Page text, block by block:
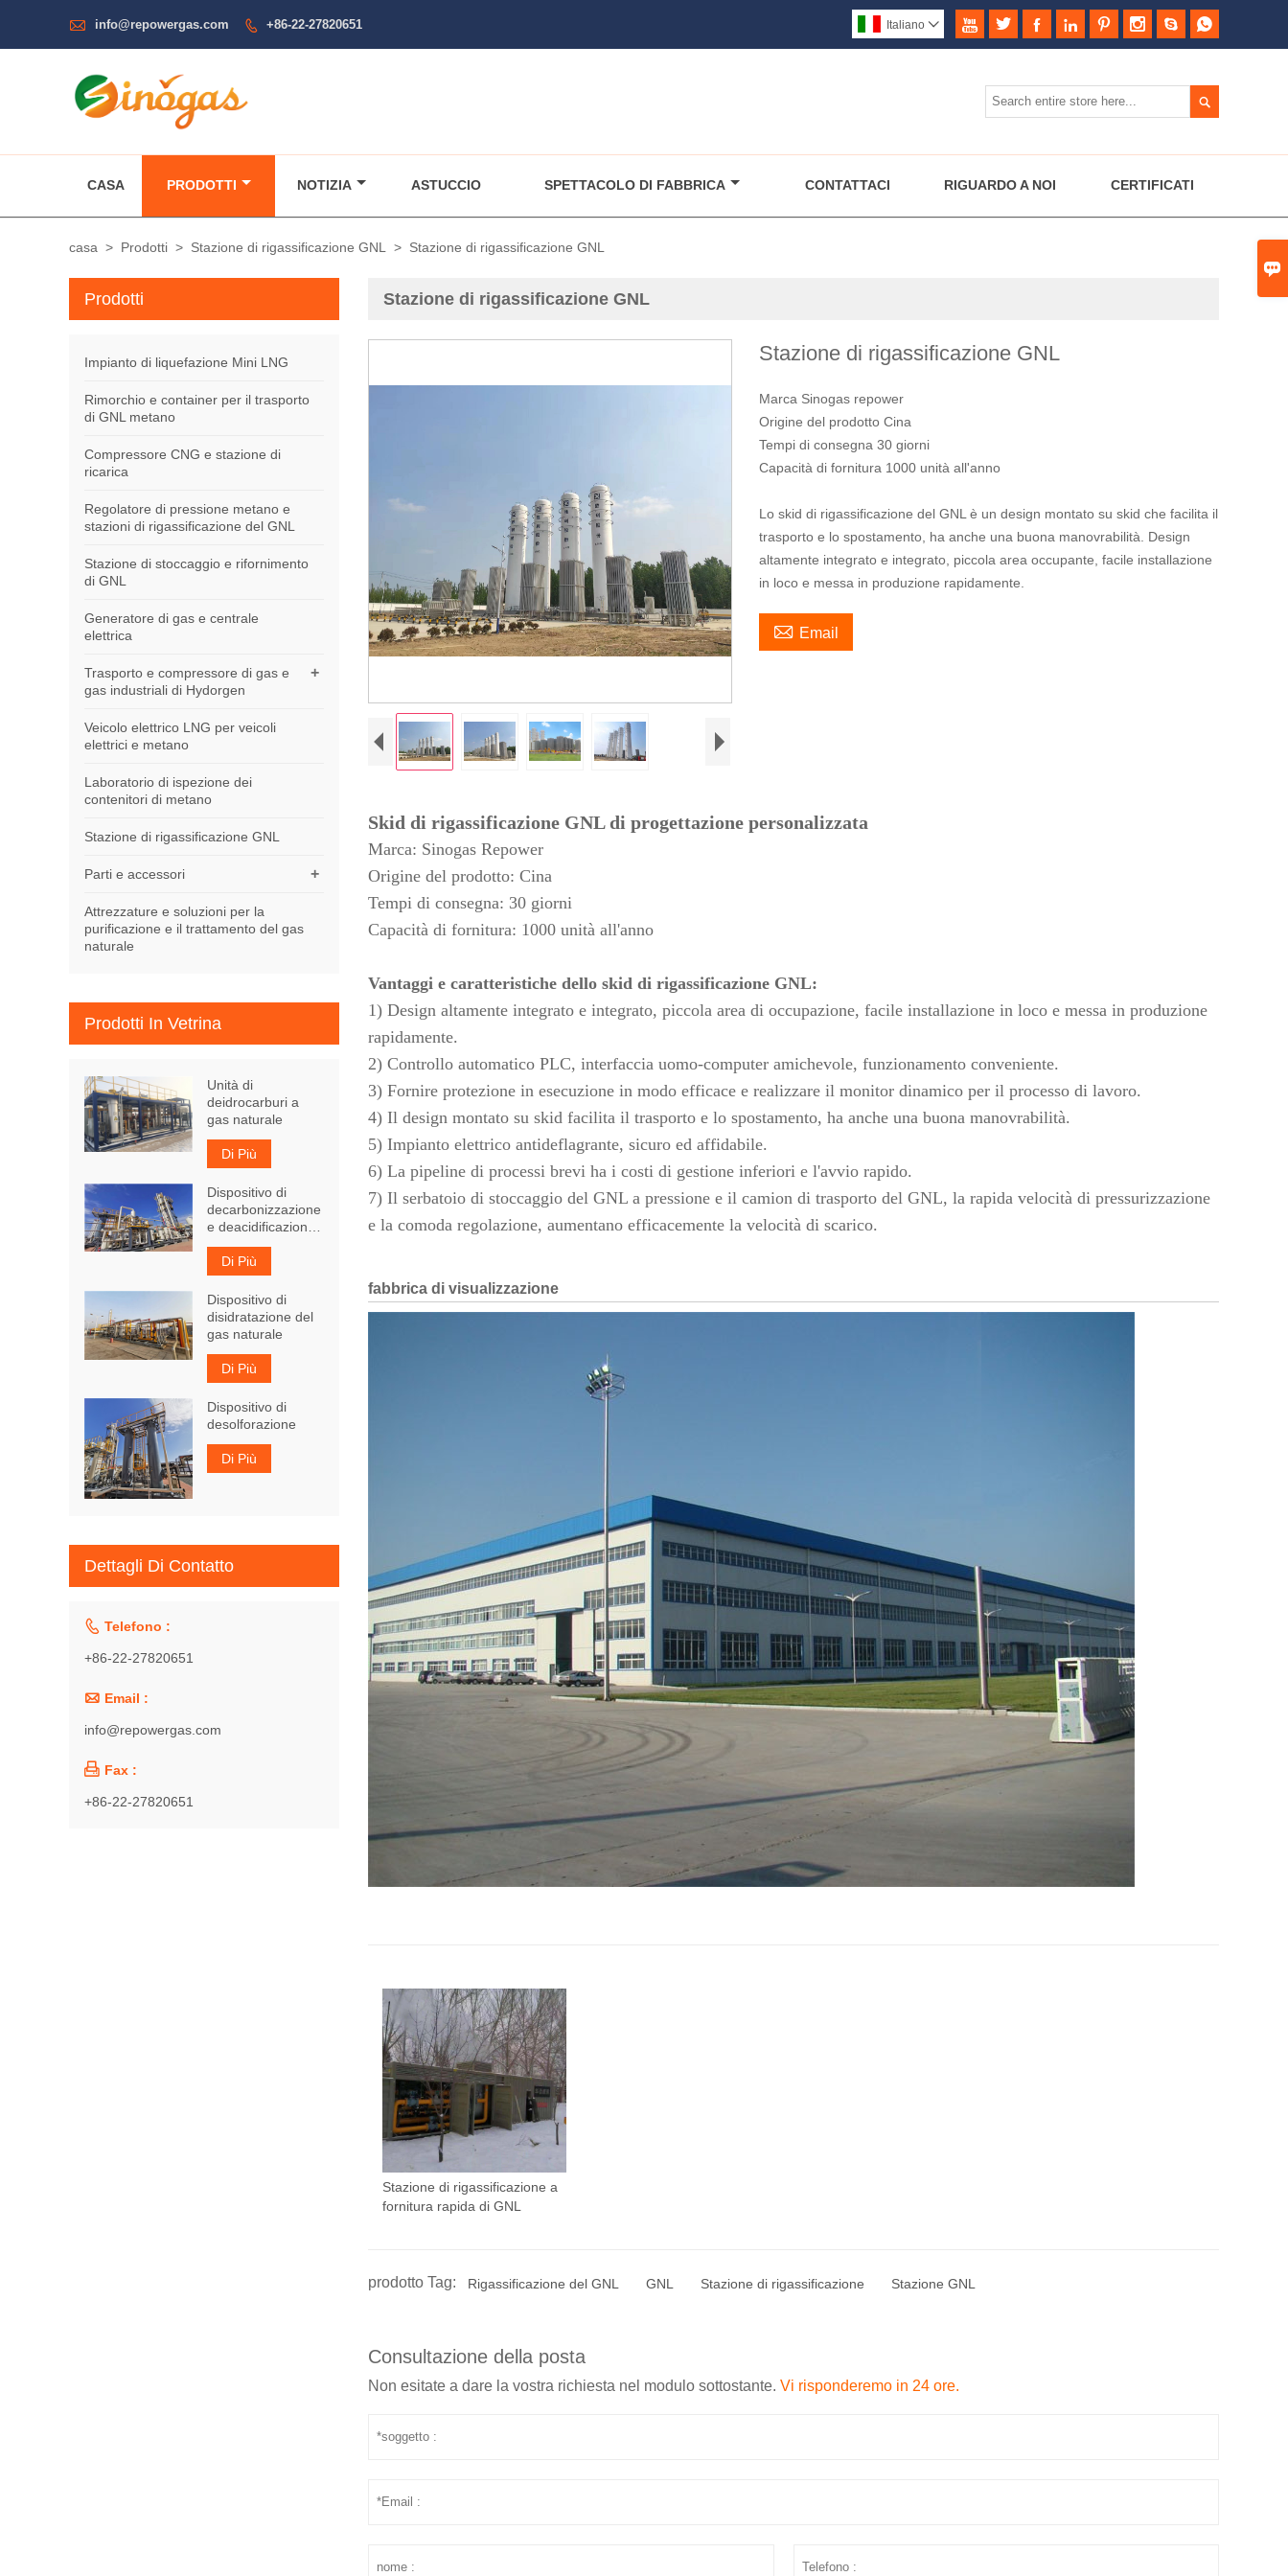

 info@repowergas.com  +86-22-27820651        
Italiano 

CASA PRODOTTI NOTIZIA ASTUCCIO SPETTACOLO DI FABBRICA CONTATTACI RIGUARDO A NOI CERTIFICATI
casa > Prodotti > Stazione di rigassificazione GNL > Stazione di rigassificazione GNL
Stazione di rigassificazione GNL
Stazione di rigassificazione GNL
Marca Sinogas repower
Origine del prodotto Cina
Tempi di consegna 30 giorni
Capacità di fornitura 1000 unità all'anno
Lo skid di rigassificazione del GNL è un design montato su skid che facilita il
trasporto e lo spostamento, ha anche una buona manovrabilità. Design
altamente integrato e integrato, piccola area occupante, facile installazione
in loco e messa in produzione rapidamente.
 Email
Skid di rigassificazione GNL di progettazione personalizzata
Marca: Sinogas Repower
Origine del prodotto: Cina
Tempi di consegna: 30 giorni
Capacità di fornitura: 1000 unità all'anno
Vantaggi e caratteristiche dello skid di rigassificazione GNL:
1) Design altamente integrato e integrato, piccola area di occupazione, facile installazione in loco e messa in produzione
rapidamente.
2) Controllo automatico PLC, interfaccia uomo-computer amichevole, funzionamento conveniente.
3) Fornire protezione in esecuzione in modo efficace e realizzare il monitor dinamico per il processo di lavoro.
4) Il design montato su skid facilita il trasporto e lo spostamento, ha anche una buona manovrabilità.
5) Impianto elettrico antideflagrante, sicuro ed affidabile.
6) La pipeline di processi brevi ha i costi di gestione inferiori e l'avvio rapido.
7) Il serbatoio di stoccaggio del GNL a pressione e il camion di trasporto del GNL, la rapida velocità di pressurizzazione
e la comoda regolazione, aumentano efficacemente la velocità di scarico.
fabbrica di visualizzazione
Stazione di rigassificazione a
fornitura rapida di GNL
prodotto Tag: Rigassificazione del GNL GNL Stazione di rigassificazione Stazione GNL
Consultazione della posta
Non esitate a dare la vostra richiesta nel modulo sottostante. Vi risponderemo in 24 ore.
Prodotti
Impianto di liquefazione Mini LNG
Rimorchio e container per il trasporto
di GNL metano
Compressore CNG e stazione di
ricarica
Regolatore di pressione metano e
stazioni di rigassificazione del GNL
Stazione di stoccaggio e rifornimento
di GNL
Generatore di gas e centrale
elettrica
+
Trasporto e compressore di gas e
gas industriali di Hydorgen
Veicolo elettrico LNG per veicoli
elettrici e metano
Laboratorio di ispezione dei
contenitori di metano
Stazione di rigassificazione GNL
+
Parti e accessori
Attrezzature e soluzioni per la
purificazione e il trattamento del gas
naturale
Prodotti In Vetrina
Unità di
deidrocarburi a
gas naturale
Di Più
Dispositivo di
decarbonizzazione
e deacidificazione
del gas naturale
Di Più
Dispositivo di
disidratazione del
gas naturale
Di Più
Dispositivo di
desolforazione
Di Più
Dettagli Di Contatto
 Telefono :
+86-22-27820651
 Email :
info@repowergas.com
 Fax :
+86-22-27820651